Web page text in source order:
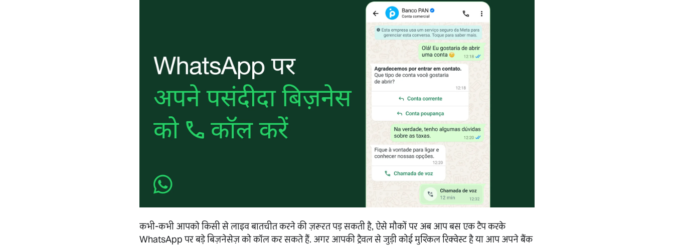
कभी-कभी आपको किसी से लाइव बातचीत करने की ज़रूरत पड़ सकती है, ऐसे मौकों पर अब आप बस एक टैप करके
WhatsApp पर बड़े बिज़नेसेज़ को कॉल कर सकते हैं. अगर आपकी ट्रैवल से जुड़ी कोई मुश्किल रिक्वेस्ट है या आप अपने बैंक